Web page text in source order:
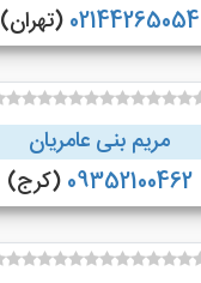
02144265054 (تهران)
مریم بنی عامریان
09352100462 (کرج)